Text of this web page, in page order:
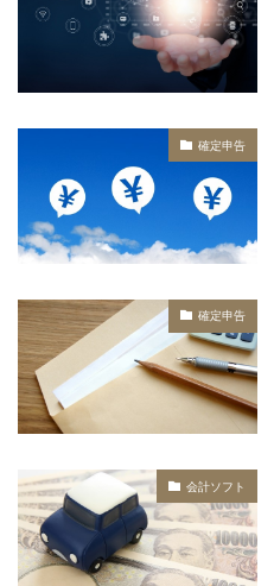
確定申告
確定申告
会計ソフト